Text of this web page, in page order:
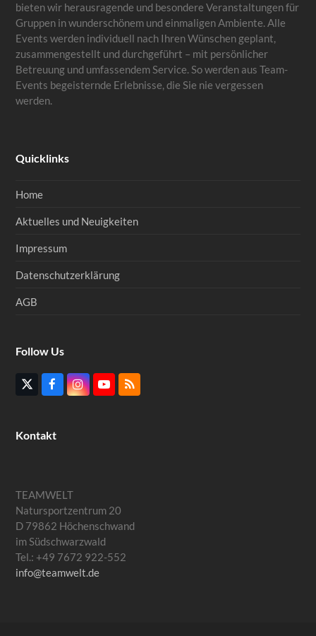
bieten wir herausragende und besondere Veranstaltungen für
Gruppen in wunderschönem und einmaligen Ambiente. Alle
Events werden individuell nach Ihren Wünschen geplant,
zusammengestellt und durchgeführt – mit persönlicher
Betreuung und umfassendem Service. So werden aus Team-
Events begeisternde Erlebnisse, die Sie nie vergessen
werden.
Quicklinks
Home
Aktuelles und Neuigkeiten
Impressum
Datenschutzerklärung
AGB
Follow Us
TwitterFacebookInstagram
YouTube
RSS
Kontakt
TEAMWELT
Natursportzentrum 20
D 79862 Höchenschwand
im Südschwarzwald
Tel.: +49 7672 922-552
info@teamwelt.de